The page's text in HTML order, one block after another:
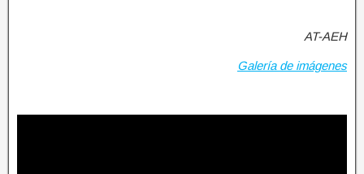
AT-AEH
Galería de imágenes